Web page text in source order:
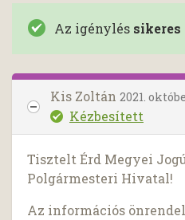
Az igénylés
Kis Zoltán 2021.
Kézbesített
Tisztelt Érd Megyei
Polgármesteri Hivatal!
Az információs